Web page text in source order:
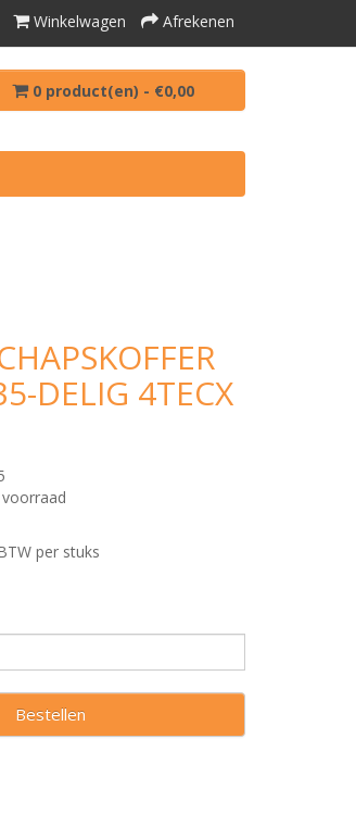
Winkelwagen Afrekenen
0 product(en) - €0,00
DELIG 4TECX
per stuks
Bestellen